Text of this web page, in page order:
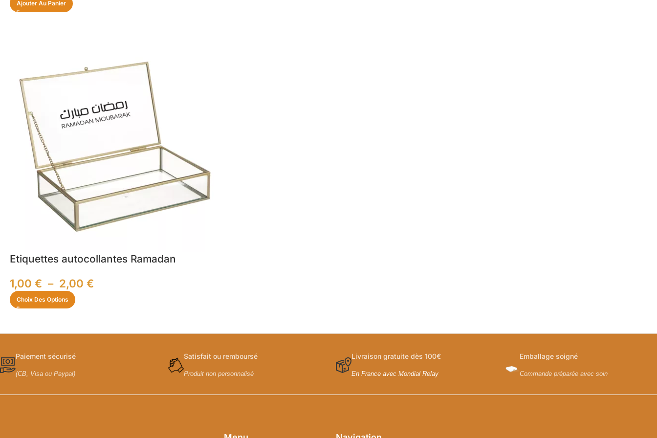
Ajouter Au Panier
Etiquettes autocollantes Ramadan
1,00 € – 2,00 €
Choix Des Options
Paiement sécurisé
(CB, Visa ou Paypal)
Satisfait ou remboursé
Produit non personnalisé
Livraison gratuite dès 100€
En France avec Mondial Relay
Emballage soigné
Commande préparée avec soin